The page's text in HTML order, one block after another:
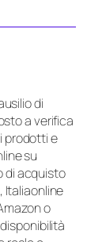
di
a verifica
prodotti e
su
di acquisto
Italiaonline
o